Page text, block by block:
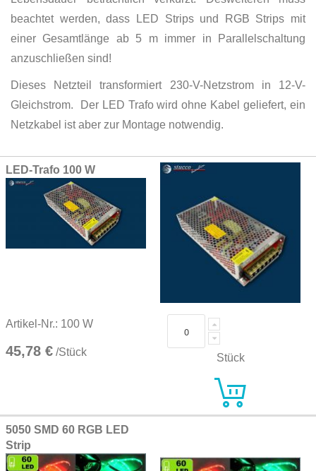
beachtet werden, dass LED Strips und RGB Strips mit
einer Gesamtlänge ab 5 m immer in Parallelschaltung
anzuschließen sind!
Dieses Netzteil transformiert 230-V-Netzstrom in 12-V-
Gleichstrom. Der LED Trafo wird ohne Kabel geliefert, ein
Netzkabel ist aber zur Montage notwendig.
Grouped
product
LED-Trafo 100 W
Artikel-Nr.: 100 W
45,78 € /Stück Stück
5050 SMD 60 RGB LED
Strip